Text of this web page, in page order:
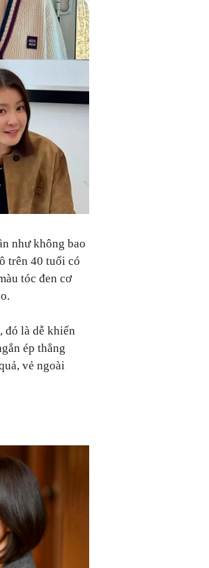
như không bao
trên 40 tuổi có
tóc đen cơ
đó là dễ khiến
ép thẳng
vẻ ngoài